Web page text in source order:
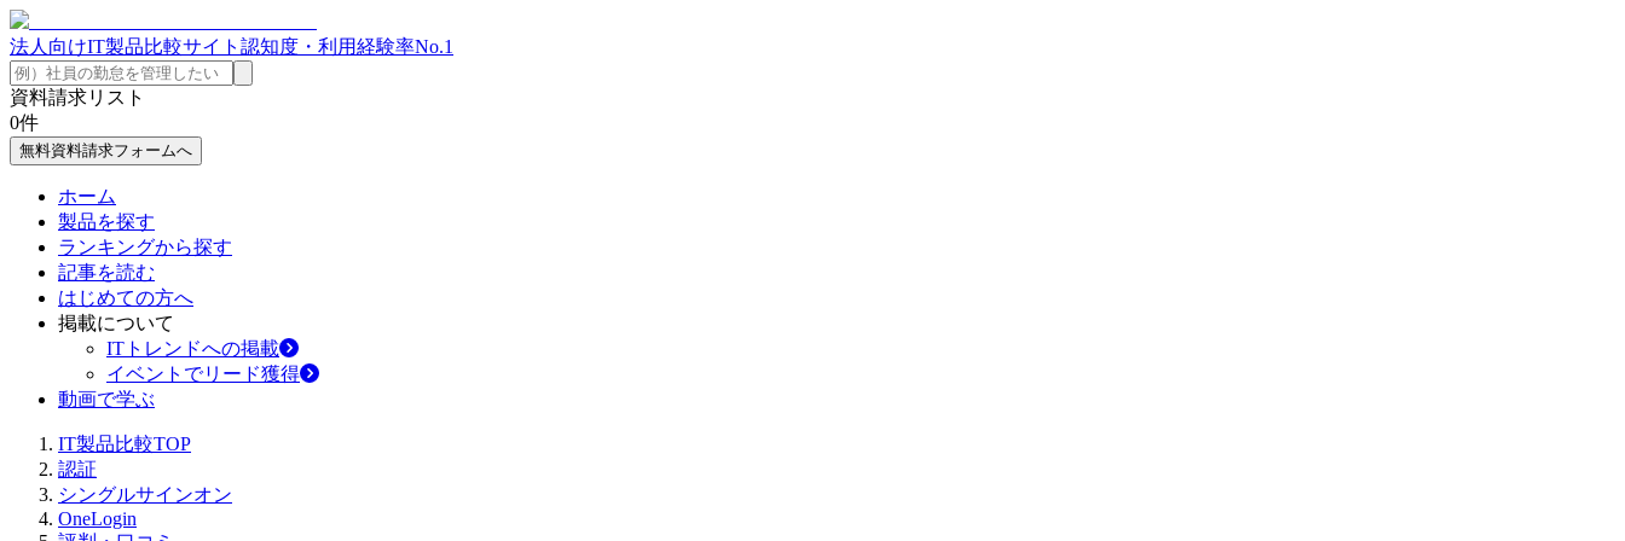
法人向けIT製品比較サイト 認知度・利用経験率No.1
資料請求リスト
0件
無料資料請求フォームへ
ホーム
製品を探す
ランキングから探す
記事を読む
はじめての方へ
掲載について
ITトレンドへの掲載
イベントでリード獲得
動画で学ぶ
IT製品比較TOP
認証
シングルサインオン
OneLogin